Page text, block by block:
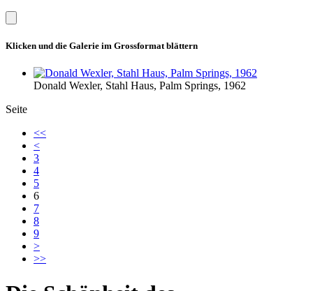
Klicken und die Galerie im Grossformat blättern
Donald Wexler, Stahl Haus, Palm Springs, 1962
Seite
<<
<
3
4
5
6
7
8
9
>
>>